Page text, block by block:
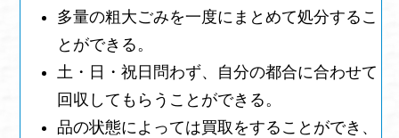
多量の粗大ごみを一度にまとめて処分するこ
とができる。
土・日・祝日問わず、自分の都合に合わせて
回収してもらうことができる。
品の状態によっては買取をすることができ、